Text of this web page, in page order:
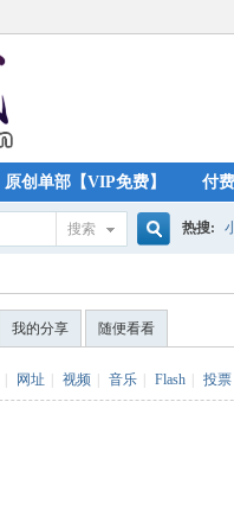
原创单部【VIP免费】 付
搜索 热搜:
我的分享 随便看看
网址 视频 音乐 Flash 投票